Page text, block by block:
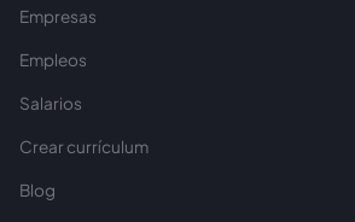
Empresas
Empleos
Salarios
Crear currículum
Blog